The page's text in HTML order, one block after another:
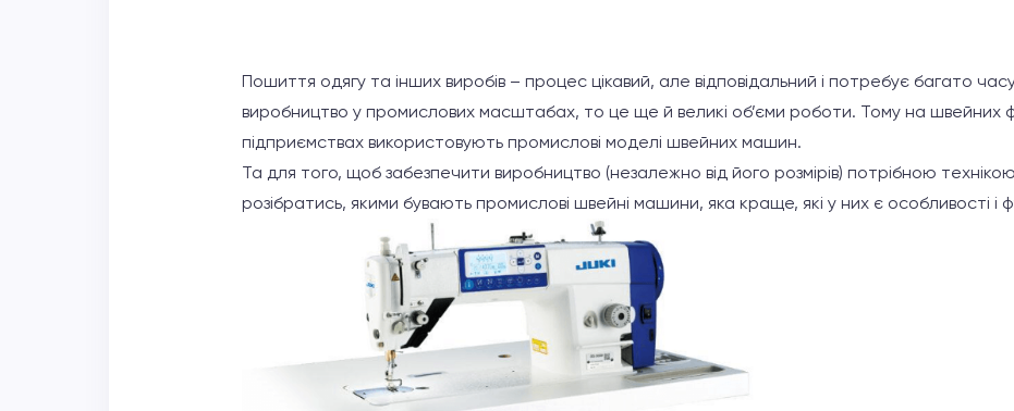
Пошиття одягу та інших виробів – процес цікавий, але відповідальний і потребує багато
виробництво у промислових масштабах, то це ще й великі об’єми роботи. Тому на швейних
підприємствах використовують промислові моделі швейних машин.
Та для того, щоб забезпечити виробництво (незалежно від його розмірів) потрібною
розібратись, якими бувають промислові швейні машини, яка краще, які у них є особливості і